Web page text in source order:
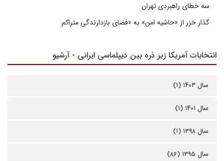
سه خطای راهبردی تهران
گذار خزر از «حاشیه امن» به «فضای بازدارندگی متراکم
انتخابات آمریکا زیر ذره بین دیپلماسی ایرانی - آرشیو
سال ۱۴۰۳ (۱)
سال ۱۴۰۱ (۱)
سال ۱۳۹۸ (۱)
سال ۱۳۹۵ (۸۶)